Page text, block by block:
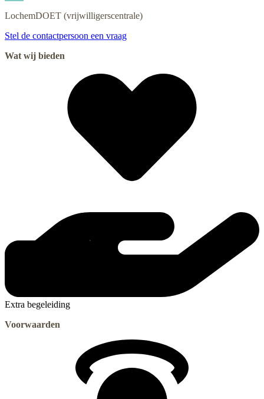
LochemDOET (vrijwilligerscentrale)
Stel de contactpersoon een vraag
Wat wij bieden
Extra begeleiding
Voorwaarden